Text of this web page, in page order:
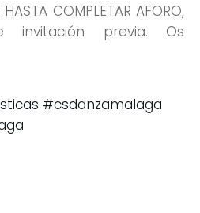
HASTA COMPLETAR AFORO,
invitación previa. Os
#csdanzamalaga